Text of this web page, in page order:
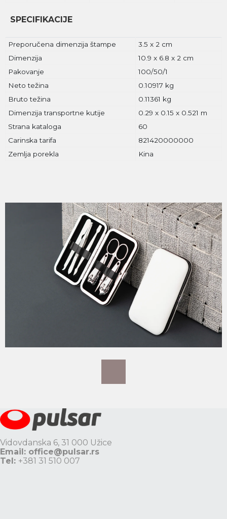
SPECIFIKACIJE
Preporučena dimenzija štampe
3.5 x 2 cm
Dimenzija
10.9 x 6.8 x 2 cm
Pakovanje
100/50/1
Neto težina
0.10917 kg
Bruto težina
0.11361 kg
Dimenzija transportne kutije
0.29 x 0.15 x 0.521 m
Strana kataloga
60
Carinska tarifa
821420000000
Zemlja porekla
Kina
Vidovdanska 6, 31 000 Užice
Email: office@pulsar.rs
Tel: +381 31 510 007